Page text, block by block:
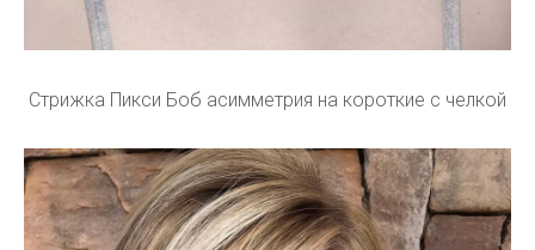
Стрижка Пикси Боб асимметрия на короткие с челкой